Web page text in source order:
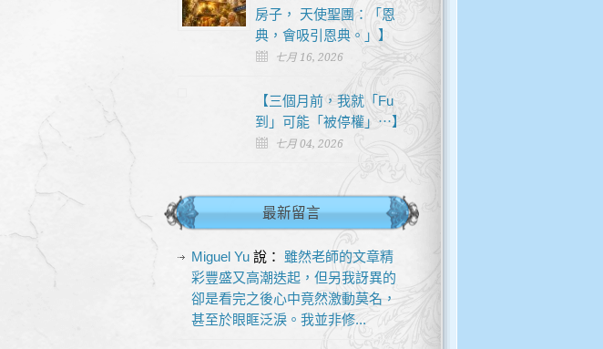
房子， 天使聖團：「恩
典，會吸引恩典。」】
七月 16, 2026
【三個月前，我就「Fu
到」可能「被停權」⋯】
七月 04, 2026
最新留言
Miguel Yu說： 雖然老師的文章精
彩豐盛又高潮迭起，但另我訝異的
卻是看完之後心中竟然激動莫名，
甚至於眼眶泛淚。我並非修...